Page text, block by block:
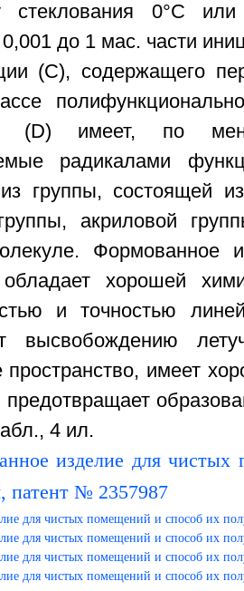
стеклования 0°С
до 1 мас. части
(С), содержащего
(D) имеет, по
радикалами
группы, состоящей
акриловой
Формованное
хорошей
и точностью
высвобождению
имеет
4 ил.